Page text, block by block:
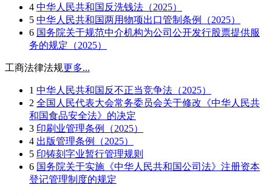
4 中华人民共和国反洗钱法（2025）
5 中华人民共和国两用物项出口管制条例（2025）
6 国务院关于规范中介机构为公司公开发行股票提供服
务的规定（2025）
工商法律法规更多...
1 中华人民共和国反不正当竞争法（2025）
2 全国人民代表大会常务委员会关于修改《中华人民共
和国食品安全法》的决定
3 印刷业管理条例（2025）
4 出版管理条例（2025）
5 印铸刻字业暂行管理规则
6 国务院关于实施《中华人民共和国公司法》注册资本
登记管理制度的规定